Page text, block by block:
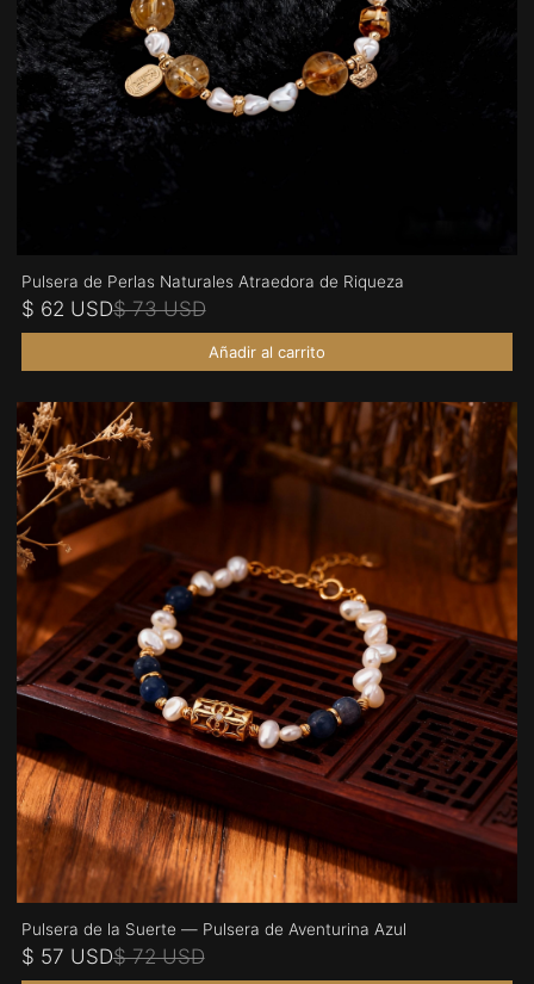
Pulsera de Perlas Naturales Atraedora de Riqueza
$ 62 USD$ 73 USD
Añadir al carrito
Pulsera de la Suerte — Pulsera de Aventurina Azul
$ 57 USD$ 72 USD